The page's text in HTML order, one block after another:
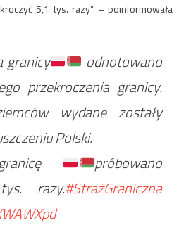
5,1 tys. razy” – poinformowała
granicy
odnotowano
przekroczenia granicy.
wydane zostały
Polski.
próbowano
razy.#StrażGraniczna